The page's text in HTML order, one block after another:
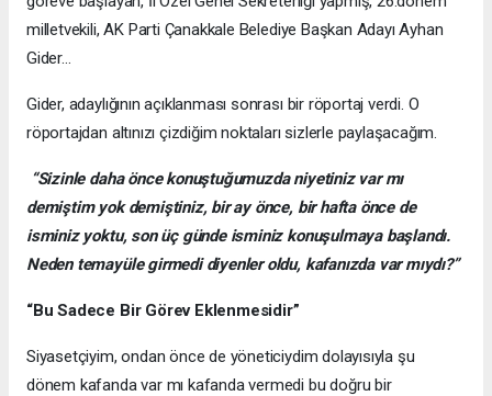
milletvekili, AK Parti Çanakkale Belediye Başkan Adayı Ayhan
Gider…
Gider, adaylığının açıklanması sonrası bir röportaj verdi. O
röportajdan altınızı çizdiğim noktaları sizlerle paylaşacağım.
“Sizinle daha önce konuştuğumuzda niyetiniz var mı
demiştim yok demiştiniz, bir ay önce, bir hafta önce de
isminiz yoktu, son üç günde isminiz konuşulmaya başlandı.
Neden temayüle girmedi diyenler oldu, kafanızda var mıydı?”
“Bu Sadece Bir Görev Eklenmesidir”
Siyasetçiyim, ondan önce de yöneticiydim dolayısıyla şu
dönem kafanda var mı kafanda vermedi bu doğru bir